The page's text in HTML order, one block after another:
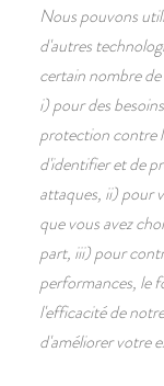
Nous pouvons
d'autres
certain nombre
i) pour des
protection contre
d'identifier et de
attaques, ii) pour
que vous avez
part, iii) pour
performances, le
l'efficacité de
d'améliorer votre